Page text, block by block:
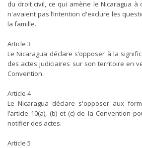
du droit civil, ce qui amène le Nicaragua à
n'avaient pas l’intention d'exclure les
la famille.
Article 3
Le Nicaragua déclare s’opposer à la
des actes judiciaires sur son territoire en
Convention.
Article 4
Le Nicaragua déclare s'opposer aux
l’article 10(a), (b) et (c) de la Convention
notifier des actes.
Article 5